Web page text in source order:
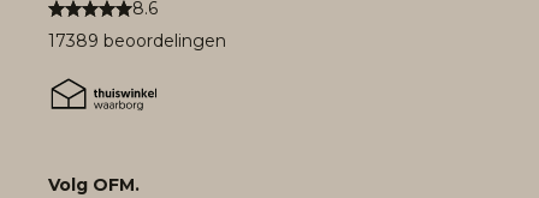
8.6
17389 beoordelingen
Volg OFM.